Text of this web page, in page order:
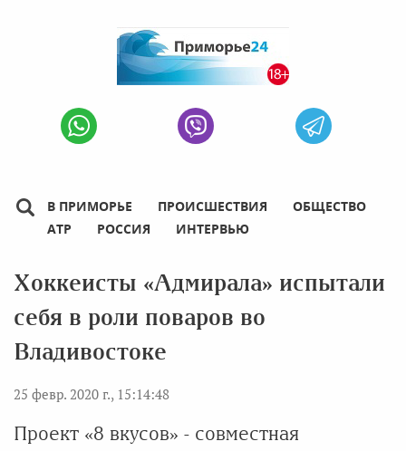
В ПРИМОРЬЕ ПРОИСШЕСТВИЯ
ОБЩЕСТВО
АТР
РОССИЯ ИНТЕРВЬЮ
Хоккеисты «Адмирала» испытали
себя в роли поваров во
Владивостоке
25 февр. 2020 г., 15:14:48
Проект «8 вкусов» - совместная